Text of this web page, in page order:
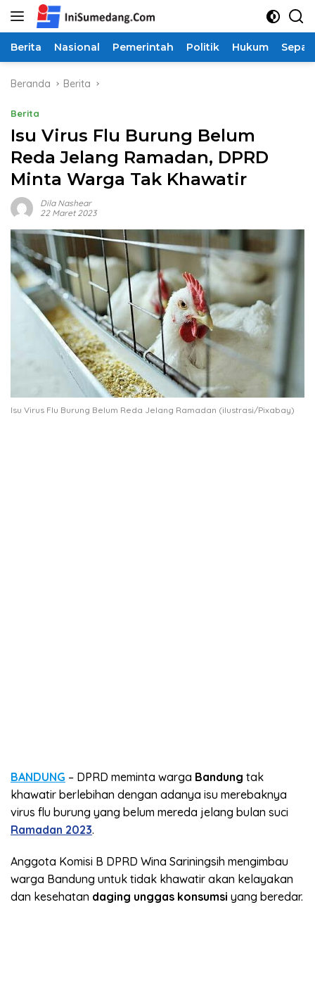
Langsung
Berita Nasional Pemerintah Politik Hukum
Beranda Berita
Berita
Isu Virus Flu Burung Belum
Reda Jelang Ramadan, DPRD
Minta Warga Tak Khawatir
Dila Nashear
22 Maret 2023
Isu Virus Flu Burung Belum Reda Jelang Ramadan (ilustrasi/Pixabay)
BANDUNG – DPRD meminta warga Bandung tak
khawatir berlebihan dengan adanya isu merebaknya
virus flu burung yang belum mereda jelang bulan suci
Ramadan 2023.
Anggota Komisi B DPRD Wina Sariningsih mengimbau
warga Bandung untuk tidak khawatir akan kelayakan
dan kesehatan daging unggas konsumsi yang beredar.